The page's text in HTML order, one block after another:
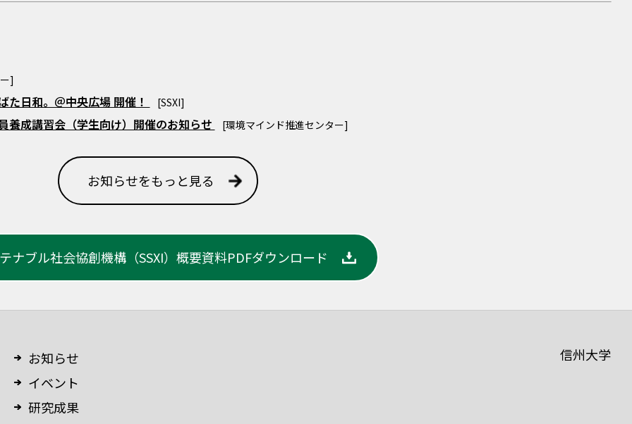
]
日和。＠中央広場 開催！ [SSXI]
養成講習会（学生向け）開催のお知らせ [環境マインド推進センター]
お知らせをもっと見る
ナブル社会協創機構（SSXI） 概要資料PDFダウンロード
お知らせ
イベント
研究成果
信州大学